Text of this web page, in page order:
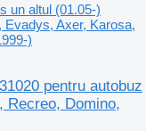
un altul (01.05-)
Axer, Karosa,
)
pentru autobuz
Recreo, Domino,